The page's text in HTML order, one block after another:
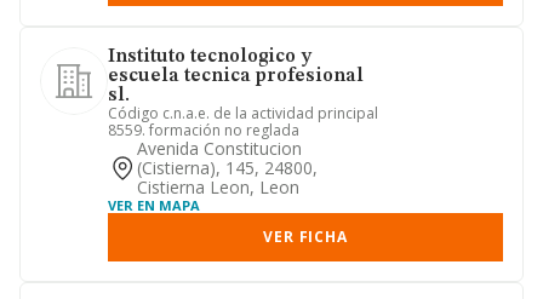
Instituto tecnologico y
escuela tecnica profesional
sl.
Código c.n.a.e. de la actividad principal
8559. formación no reglada
Avenida Constitucion
(cistierna), 145, 24800,
Cistierna Leon, Leon
VER EN MAPA
VER FICHA